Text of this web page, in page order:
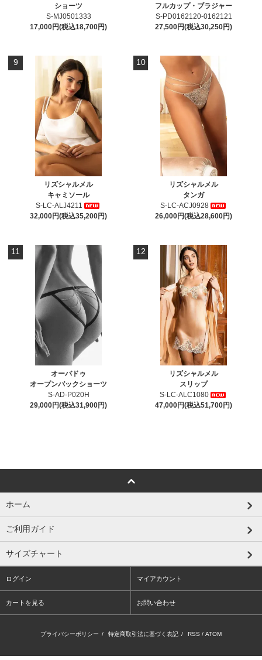
ショーツ
S-MJ0501333
17,000円(税込18,700円)
フルカップ・ブラジャー
S-PD0162120-0162121
27,500円(税込30,250円)
9
リズシャルメル
キャミソール
S-LC-ALJ4211
32,000円(税込35,200円)
10
リズシャルメル
タンガ
S-LC-ACJ0928
26,000円(税込28,600円)
11
オーバドゥ
オープンバックショーツ
S-AD-P020H
29,000円(税込31,900円)
12
リズシャルメル
スリップ
S-LC-ALC1080
47,000円(税込51,700円)
ホーム
ご利用ガイド
サイズチャート
ログイン マイアカウント
カートを見る お問い合わせ
プライバシーポリシー / 特定商取引法に基づく表記 / RSS / ATOM